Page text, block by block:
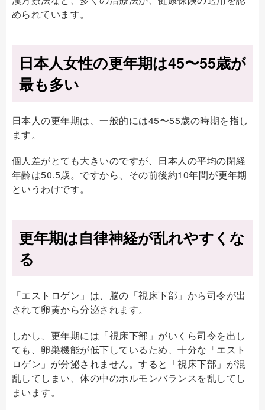
められています。
日本人女性の更年期は45〜55歳が
最も多い
日本人の更年期は、一般的には45〜55歳の時期を指し
ます。
個人差がとても大きいのですが、日本人の平均の閉経
年齢は50.5歳。ですから、その前後約10年間が更年期
というわけです。
更年期は自律神経が乱れやすくな
る
「エストロゲン」は、脳の「視床下部」から司令が出
されて卵黄から分泌されます。
しかし、更年期には「視床下部」がいくら司令を出し
ても、卵巣機能が低下しているため、十分な「エスト
ロゲン」が分泌されません。すると「視床下部」が混
乱してしまい、体の中のホルモンバランスを乱してし
まいます。